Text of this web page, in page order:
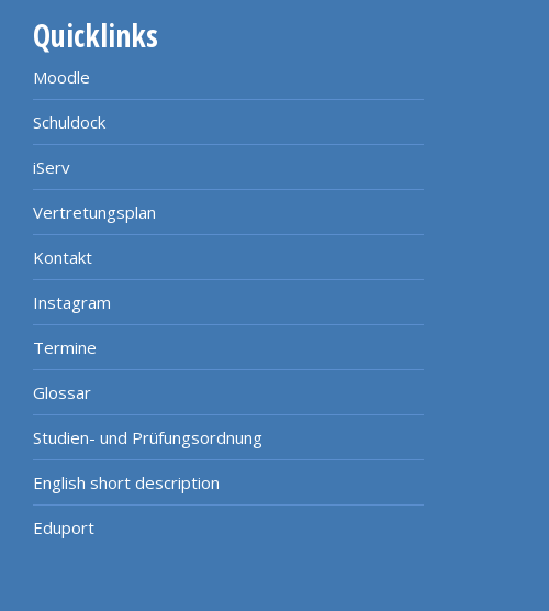
Quicklinks
Moodle
Schuldock
iServ
Vertretungsplan
Kontakt
Instagram
Termine
Glossar
Studien- und Prüfungsordnung
English short description
Eduport